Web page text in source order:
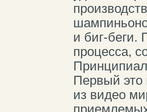
и биг-беги.
процесса,
Первый это
из видео